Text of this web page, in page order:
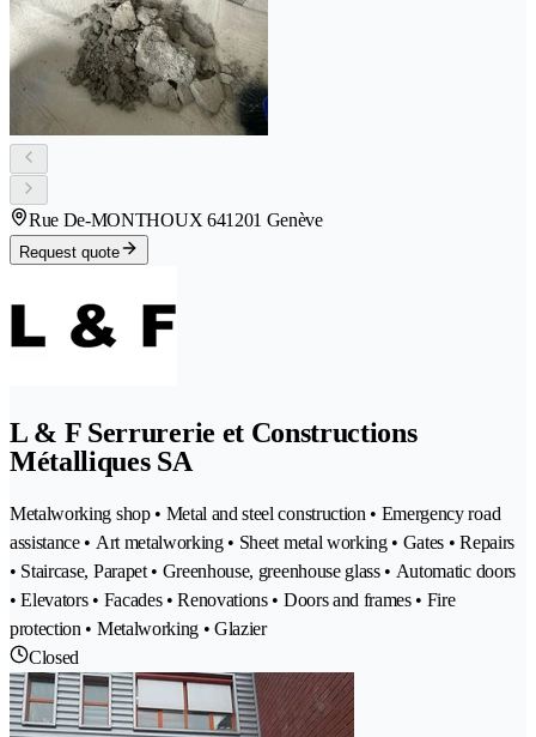
Rue De-MONTHOUX 641201 Genève
Request quote
L & F Serrurerie et Constructions
Métalliques SA
Metalworking shop • Metal and steel construction • Emergency road
assistance • Art metalworking • Sheet metal working • Gates • Repairs
• Staircase, Parapet • Greenhouse, greenhouse glass • Automatic doors
• Elevators • Facades • Renovations • Doors and frames • Fire
protection • Metalworking • Glazier
Closed